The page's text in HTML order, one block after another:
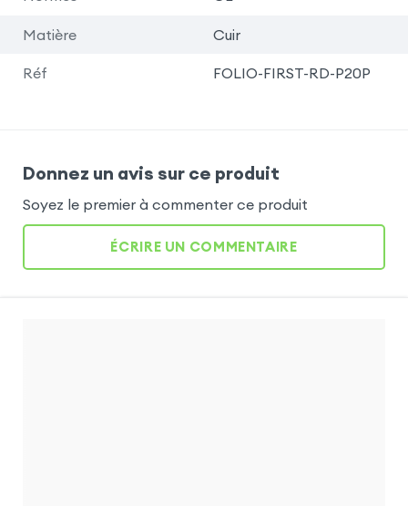
Matière Cuir
Réf FOLIO-FIRST-RD-P20P
Donnez un avis sur ce produit
Soyez le premier à commenter ce produit
ÉCRIRE UN COMMENTAIRE